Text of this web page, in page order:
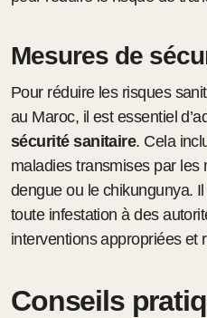
Mesures de
Pour réduire les risques
au Maroc, il est essentiel
sécurité sanitaire. Cela
maladies transmises par les
dengue ou le chikungunya.
toute infestation à des
interventions appropriées et
Conseils